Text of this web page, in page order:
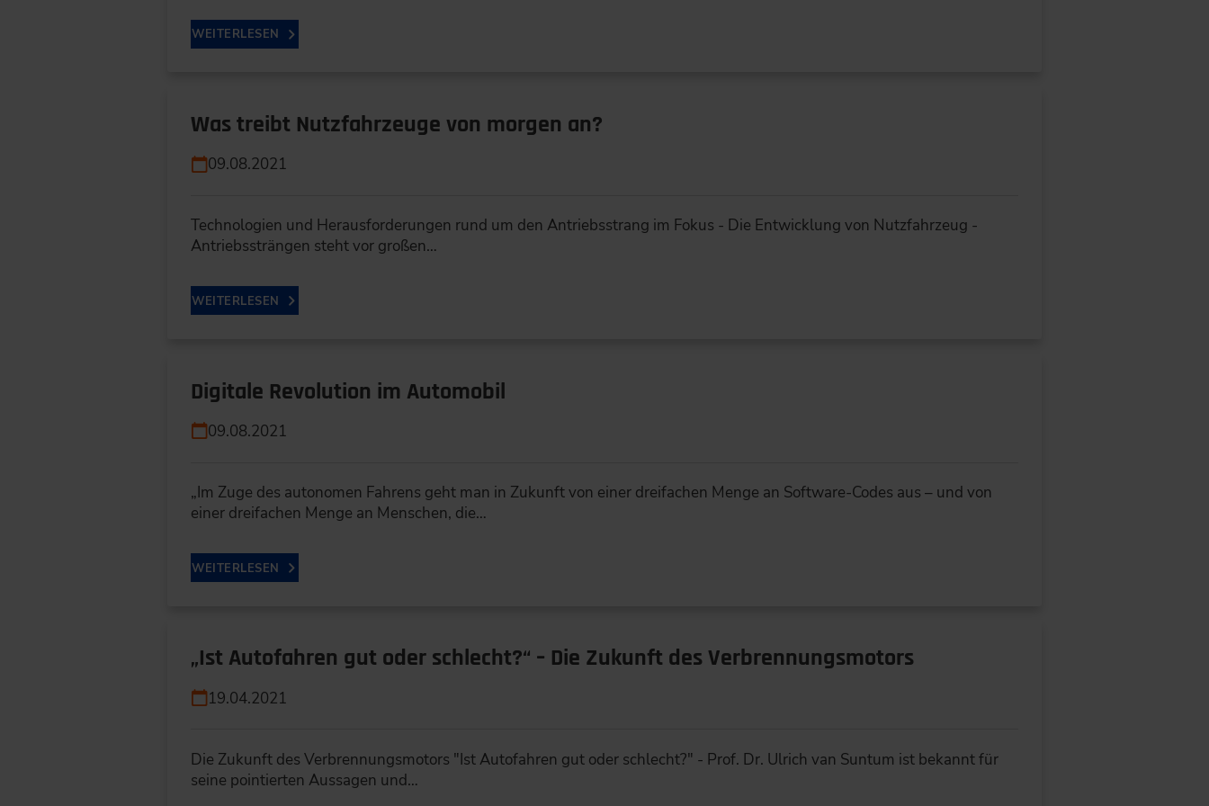
WEITERLESEN
Was treibt Nutzfahrzeuge von morgen an?
09.08.2021
Technologien und Herausforderungen rund um den Antriebsstrang im Fokus - Die Entwicklung von Nutzfahrzeug -
Antriebssträngen steht vor großen…
WEITERLESEN
Digitale Revolution im Automobil
09.08.2021
„Im Zuge des autonomen Fahrens geht man in Zukunft von einer dreifachen Menge an Software-Codes aus – und von
einer dreifachen Menge an Menschen, die…
WEITERLESEN
„Ist Autofahren gut oder schlecht?“ – Die Zukunft des Verbrennungsmotors
19.04.2021
Die Zukunft des Verbrennungsmotors "Ist Autofahren gut oder schlecht?" - Prof. Dr. Ulrich van Suntum ist bekannt für
seine pointierten Aussagen und…